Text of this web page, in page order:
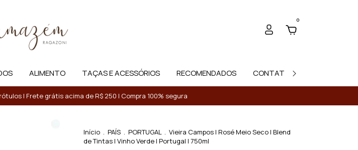
0
ALIMENTO TAÇAS E ACESSÓRIOS RECOMENDADOS CONTATO
| Frete grátis acima de R$ 250 | Compra 100% segura
Início . PAÍS . PORTUGAL . Vieira Campos | Rosé Meio Seco | Blend
de Tintas | Vinho Verde | Portugal | 750ml